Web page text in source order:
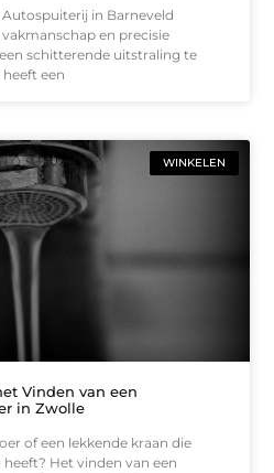
in Barneveld
en precisie
schitterende uitstraling te
een
WINKELEN
Vinden van een
in Zwolle
of een lekkende kraan die
Het vinden van een